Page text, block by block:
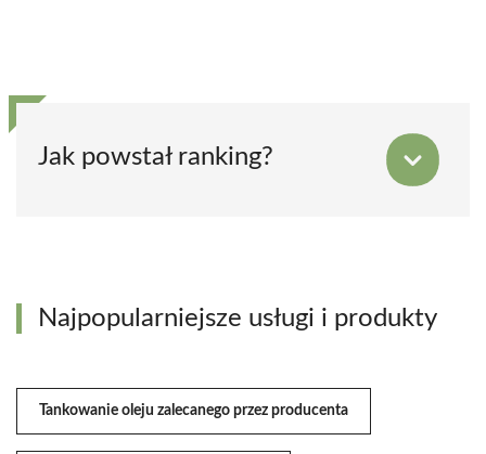
Jak powstał ranking?
Najpopularniejsze usługi i produkty
Tankowanie oleju zalecanego przez producenta